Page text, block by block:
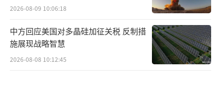
2026-08-09 10:06:18
中方回应美国对多晶硅加征关税 反制措
施展现战略智慧
2026-08-08 10:12:45